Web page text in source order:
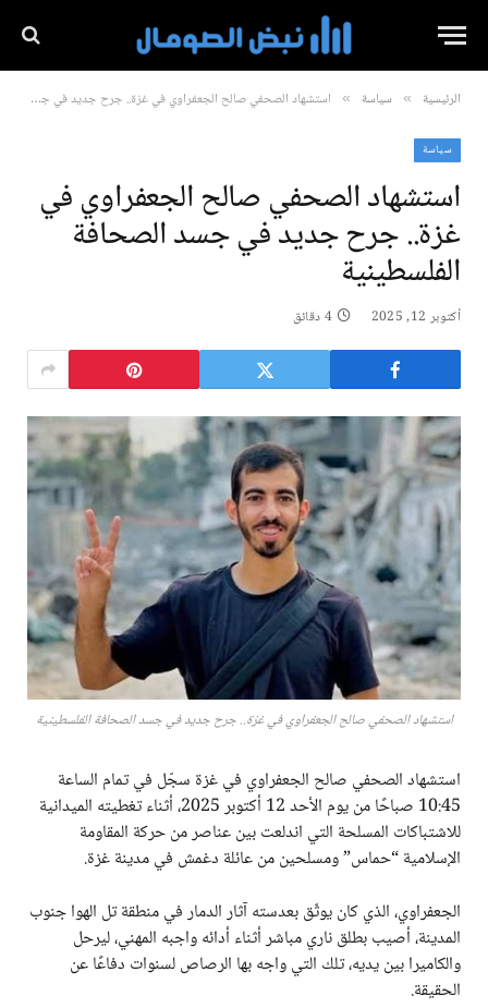
الرئيسية » سياسة » استشهاد الصحفي صالح الجعفراوي في غزة.. جرح جديد في جسد الصحافة الفلسطينية
سياسة
استشهاد الصحفي صالح الجعفراوي في
غزة.. جرح جديد في جسد الصحافة
الفلسطينية
أكتوبر 12, 2025 4 دقائق
استشهاد الصحفي صالح الجعفراوي في غزة.. جرح جديد في جسد الصحافة الفلسطينية
استشهاد الصحفي صالح الجعفراوي في غزة سجّل في تمام الساعة
10:45 صباحًا من يوم الأحد 12 أكتوبر 2025، أثناء تغطيته الميدانية
للاشتباكات المسلحة التي اندلعت بين عناصر من حركة المقاومة
الإسلامية “حماس” ومسلحين من عائلة دغمش في مدينة غزة.
الجعفراوي، الذي كان يوثّق بعدسته آثار الدمار في منطقة تل الهوا جنوب
المدينة، أصيب بطلق ناري مباشر أثناء أدائه واجبه المهني، ليرحل
والكاميرا بين يديه، تلك التي واجه بها الرصاص لسنوات دفاعًا عن
الحقيقة.